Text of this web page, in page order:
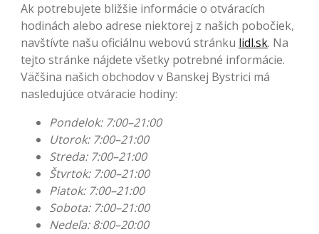
Ak potrebujete bližšie informácie o otváracích
hodinách alebo adrese niektorej z našich pobočiek,
navštívte našu oficiálnu webovú stránku lidl.sk. Na
tejto stránke nájdete všetky potrebné informácie.
Väčšina našich obchodov v Banskej Bystrici má
nasledujúce otváracie hodiny:
Pondelok: 7:00–21:00
Utorok: 7:00–21:00
Streda: 7:00–21:00
Štvrtok: 7:00–21:00
Piatok: 7:00–21:00
Sobota: 7:00–21:00
Nedeľa: 8:00–20:00